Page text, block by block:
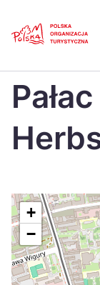
Polski
Dansk
Italiano
Nederlands
Português
+
−